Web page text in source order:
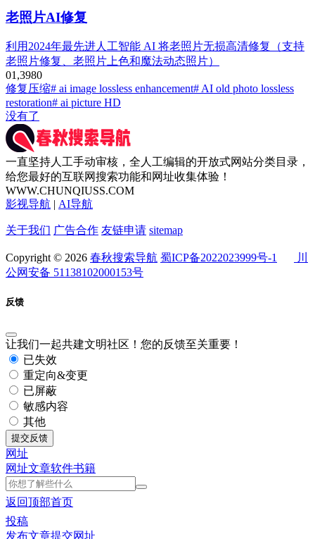
老照片AI修复
利用2024年最先进人工智能 AI 将老照片无损高清修复（支持
老照片修复、老照片上色和魔法动态照片）
01,3980
修复压缩# ai image lossless enhancement# AI old photo lossless
restoration# ai picture HD
没有了
一直坚持人工手动审核，全人工编辑的开放式网站分类目录，
给您最好的互联网搜索功能和网址收集体验！
WWW.CHUNQIUSS.COM
影视导航 | AI导航
关于我们 广告合作 友链申请 sitemap
Copyright © 2026 春秋搜索导航 蜀ICP备2022023999号-1
川
公网安备 51138102000153号
反馈
让我们一起共建文明社区！您的反馈至关重要！
已失效
重定向&变更
已屏蔽
敏感内容
其他
提交反馈
网址
网址文章软件书籍
返回顶部首页
投稿
发布文章提交网址